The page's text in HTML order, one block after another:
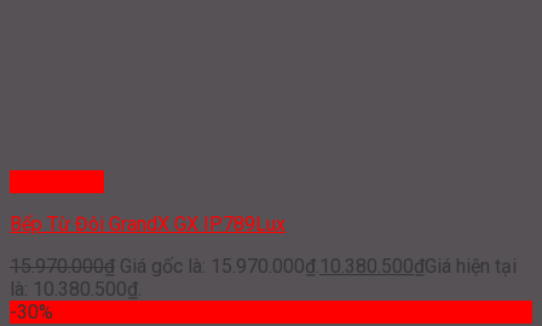
Bếp Từ Đôi GrandX GX IP789Lux
15.970.000₫ Giá gốc là: 15.970.000₫.10.380.500₫Giá hiện tại
là: 10.380.500₫.
-30%